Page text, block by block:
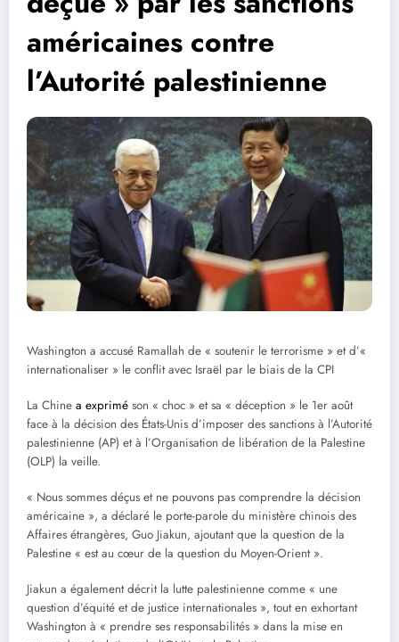
américaines contre
l’Autorité palestinienne
Washington a accusé Ramallah de « soutenir le terrorisme » et d’«
internationaliser » le conflit avec Israël par le biais de la CPI
La Chine a exprimé son « choc » et sa « déception » le 1er août
face à la décision des États-Unis d’imposer des sanctions à l’Autorité
palestinienne (AP) et à l’Organisation de libération de la Palestine
(OLP) la veille.
« Nous sommes déçus et ne pouvons pas comprendre la décision
américaine », a déclaré le porte-parole du ministère chinois des
Affaires étrangères, Guo Jiakun, ajoutant que la question de la
Palestine « est au cœur de la question du Moyen-Orient ».
Jiakun a également décrit la lutte palestinienne comme « une
question d’équité et de justice internationales », tout en exhortant
Washington à « prendre ses responsabilités » dans la mise en